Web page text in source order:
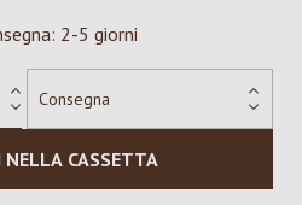
2-5 giorni
CASSETTA